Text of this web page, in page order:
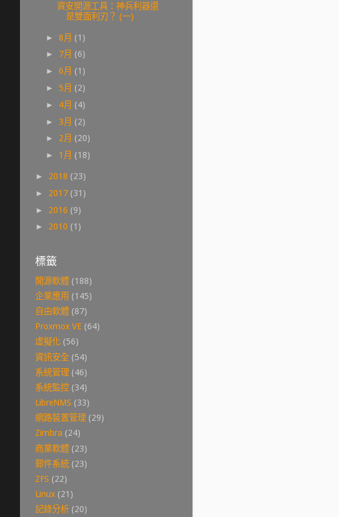
資安開源工具：神兵利器還
是雙面利刃？ (一)
►8月 (1)
► 7月 (6)
►6月 (1)
►5月 (2)
► 4月 (4)
► 3月 (2)
► 2月 (20)
► 1月 (18)
► 2018 (23)
► 2017 (31)
► 2016 (9)
► 2010 (1)
標籤
開源軟體 (188)
企業應用 (145)
自由軟體 (87)
Proxmox VE (64)
虛擬化 (56)
資訊安全 (54)
系統管理 (46)
系統監控 (34)
LibreNMS (33)
網路裝置管理 (29)
Zimbra (24)
商業軟體 (23)
郵件系統 (23)
ZFS (22)
Linux (21)
記錄分析 (20)